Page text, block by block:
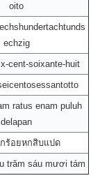
oito
echzig
cent-soixante-huit
ratus enam puluh
delapan
ร้อยหกสิบแปด
trăm sáu mươi tám